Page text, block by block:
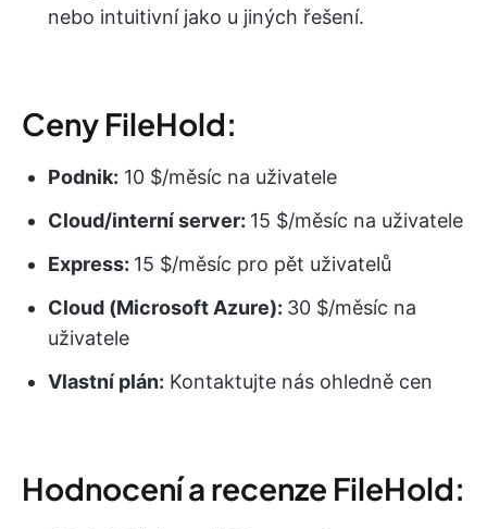
nebo intuitivní jako u jiných řešení.
Ceny FileHold:
Podnik: 10 $/měsíc na uživatele
Cloud/interní server: 15 $/měsíc na uživatele
Express: 15 $/měsíc pro pět uživatelů
Cloud (Microsoft Azure): 30 $/měsíc na
uživatele
Vlastní plán: Kontaktujte nás ohledně cen
Hodnocení a recenze FileHold: